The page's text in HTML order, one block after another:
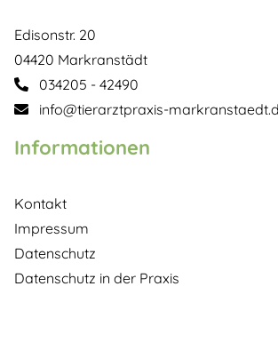
Edisonstr. 20
04420 Markranstädt
034205 - 42490
info@tierarztpraxis-
Informationen
Kontakt
Impressum
Datenschutz
Datenschutz in der Praxis